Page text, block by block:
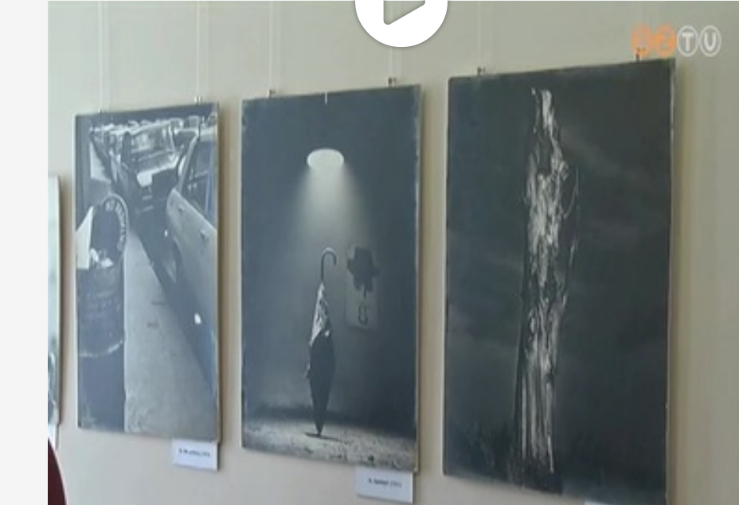
Dallos László Önretró című kiállításának egyik darabja Az utcán című fotó. Ezt, akárcsak a többi most bemutatott
alkotást 1977-ben már láthatta a közönség Budapesten. A szombathelyi fotográfus munkáit most a Bernstein Béla
„Megtiszteltetés az, ami elsősorban előjön, mint érzés, és hát jó érzés. Jó érzés az, hogy sokan eljöttek. „
A vasárnap a kiállításmegnyitóval kezdődött zsidó fesztivál szervezőinek célja, hogy a város lakói betekintést
kapjanak a közösség gazdag kultúrájába, megkóstolhassák a tradicionális étkeket.
Márkus Sándor-elnök,Szombathelyi zsidó Hitközség
„Nagyon fontos a város lakóinak, hogy tudják, hogy a mai időkben is a zsidókra számíthat a város, a zsidók
szellemiségét a jövőben is szeretnénk töretlenül a város elé tárni.”
A zsidó fesztivállal párhuzamosan a Roma kulturális és tolerancia fesztiválnak is otthont ad a város.
A sokszínű és befogadó Szombathely kétezer éves múltját Takátsné Tenki Mária tanácsnok méltatta. Kiemelte: a
rendezvény kapcsolódik „A mi városunkban, soha!” címet viselő amerikai kezdeményezéshez, ami szót emel a
kirekesztettség és az előítéletek ellen. Hídverés a cél, hangsúlyozták a szervezők egy sajtótájékoztatón.
Murai Gábor - szervező, egyetemi tanár
“A fő cél az az volt, hogy a Szombathelyen élő kisebbségeket és az igen erősen elszeparálódott egyetemistákat,
főiskolásokat, középiskolásokat közelebb hozni egymáshoz. Nekem legalább is ez volt a célom.”
Roma színtársulat lép fel a Tolerancia Fesztiválon, beás és oláh cigányzene is hallható lesz majd, kiállítás nyílik és
beszélgetést is szerveznek.